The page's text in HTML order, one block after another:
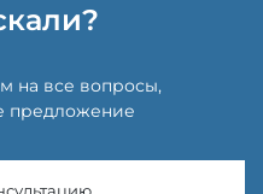
на все вопросы,
предложение